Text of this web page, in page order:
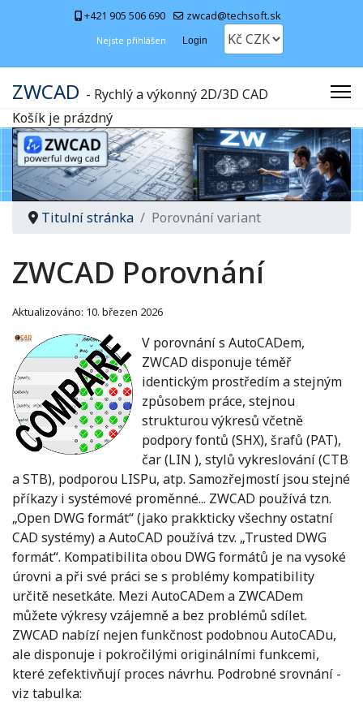
+421 905 506 690 zwcad@techsoft.sk
Nejste přihlášen Login
ZWCAD - Rychlý a výkonný 2D/3D CAD
Košík je prázdný
Titulní stránka Porovnání variant
ZWCAD Porovnání
Aktualizováno: 10. březen 2026
V porovnání s AutoCADem,
ZWCAD disponuje téměř
identickým prostředím a stejným
způsobem práce, stejnou
strukturou výkresů včetně
podpory fontů (SHX), šrafů (PAT),
čar (LIN ), stylů vykreslování (CTB
a STB), podporou LISPu, atp. Samozřejmostí jsou stejné
příkazy i systémové proměnné... ZWCAD používá tzn.
„Open DWG formát“ (jako prakkticky všechny ostatní
CAD systémy) a AutoCAD používá tzv. „Trusted DWG
formát“. Kompatibilita obou DWG formátů je na vysoké
úrovni a při své práci se s problémy kompatibility
určitě nesetkáte. Mezi AutoCADem a ZWCADem
můžete výkresy vzájemně a bez problémů sdílet.
ZWCAD nabízí nejen funkčnost podobnou AutoCADu,
ale disponuje i pokročilými originálními funkcemi,
které zefektivňují proces návrhu. Podrobné srovnání -
viz tabulka: